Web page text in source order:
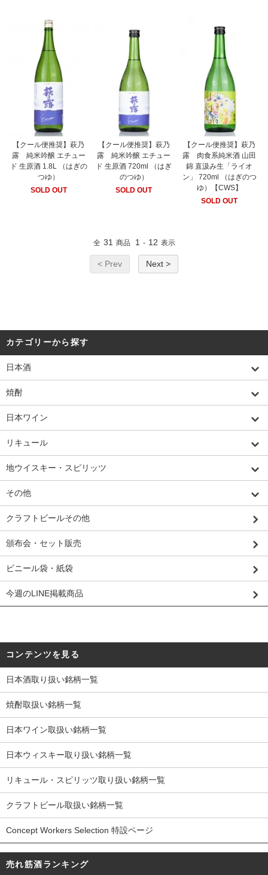
【クール便推奨】萩乃
露 純米吟醸 エチュー
ド 生原酒 1.8L （はぎの
つゆ）
SOLD OUT
【クール便推奨】萩乃
露 純米吟醸 エチュー
ド 生原酒 720ml （はぎ
のつゆ）
SOLD OUT
【クール便推奨】萩乃
露 肉食系純米酒 山田
錦 直汲み生「ライオ
ン」 720ml （はぎのつ
ゆ）【CWS】
SOLD OUT
全 31 商品 1 - 12 表示
< Prev Next >
カテゴリーから探す
日本酒
焼酎
日本ワイン
リキュール
地ウイスキー・スピリッツ
その他
クラフトビールその他
頒布会・セット販売
ビニール袋・紙袋
今週のLINE掲載商品
コンテンツを見る
日本酒取り扱い銘柄一覧
焼酎取扱い銘柄一覧
日本ワイン取扱い銘柄一覧
日本ウィスキー取り扱い銘柄一覧
リキュール・スピリッツ取り扱い銘柄一覧
クラフトビール取扱い銘柄一覧
Concept Workers Selection 特設ページ
売れ筋酒ランキング